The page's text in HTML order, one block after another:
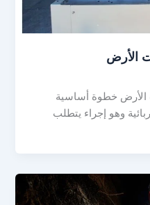
الأرض
الأرض خطوة أساسية
وهو إجراء يتطلب